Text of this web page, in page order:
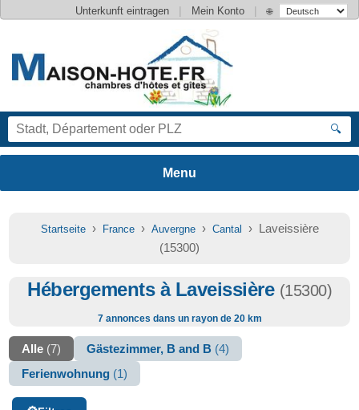
Unterkunft eintragen | Mein Konto | 🌐
🔍
Startseite› France› Auvergne› Cantal
› Laveissière
(15300)
Hébergements à Laveissière (15300)
7 annonces dans un rayon de 20 km
Alle (7) Gästezimmer, B and B (4)
Ferienwohnung (1)